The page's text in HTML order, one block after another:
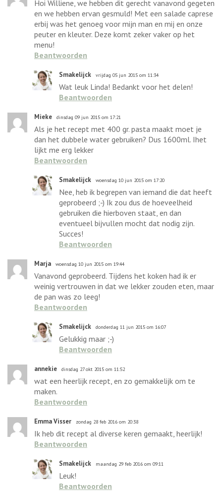
Hoi Williene, we hebben dit gerecht vanavond gegeten
en we hebben ervan gesmuld! Met een salade caprese
erbij was het genoeg voor mijn man en mij en onze
peuter en kleuter. Deze komt zeker vaker op het
menu!
Beantwoorden
Smakelijck vrijdag 05 jun 2015 om 11:34
Wat leuk Linda! Bedankt voor het delen!
Beantwoorden
Mieke dinsdag 09 jun 2015 om 17:21
Als je het recept met 400 gr. pasta maakt moet je
dan het dubbele water gebruiken? Dus 1600ml. Ihet
lijkt me erg lekker
Beantwoorden
Smakelijck woensdag 10 jun 2015 om 17:20
Nee, heb ik begrepen van iemand die dat heeft
geprobeerd ;-) Ik zou dus de hoeveelheid
gebruiken die hierboven staat, en dan
eventueel bijvullen mocht dat nodig zijn.
Succes!
Beantwoorden
Marja woensdag 10 jun 2015 om 19:44
Vanavond geprobeerd. Tijdens het koken had ik er
weinig vertrouwen in dat we lekker zouden eten, maar
de pan was zo leeg!
Beantwoorden
Smakelijck donderdag 11 jun 2015 om 16:07
Gelukkig maar ;-)
Beantwoorden
annekie dinsdag 27 okt 2015 om 11:52
wat een heerlijk recept, en zo gemakkelijk om te
maken.
Beantwoorden
Emma Visser zondag 28 feb 2016 om 20:38
Ik heb dit recept al diverse keren gemaakt, heerlijk!
Beantwoorden
Smakelijck maandag 29 feb 2016 om 09:11
Leuk!
Beantwoorden